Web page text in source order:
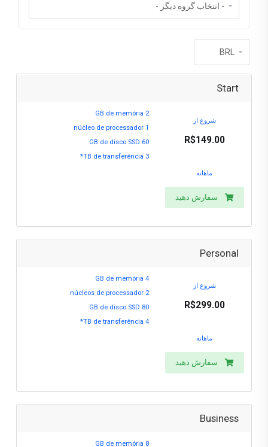
Start
2 GB de memória
1 núcleo de processador
60 GB de disco SSD
3 TB de transferência*
شروع از
R$149.00
ماهانه
سفارش دهید
Personal
4 GB de memória
2 núcleos de processador
80 GB de disco SSD
4 TB de transferência*
شروع از
R$299.00
ماهانه
سفارش دهید
Business
8 GB de memória